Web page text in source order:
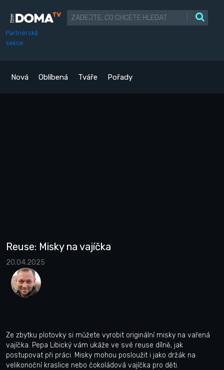
Partnerská
sekce
Nová Oblíbená Tváře Pořady
Reuse: Misky na vajíčka
20.04.2025
Ze zbytku plotovky si můžete vyrobit originální misky na vařená
vajíčka. Pepa Libický vám ukáže ve své reuse dílně, jak
postupovat při práci. Misky mohou posloužit i jako držák na
velikonoční kraslice nebo čokoládová vajíčka pro děti.